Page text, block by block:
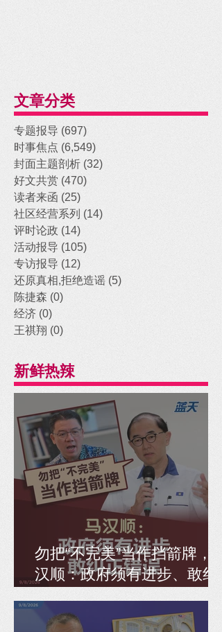
文章分类
专题报导 (697)
时事焦点 (6,549)
封面主题剖析 (32)
好文共赏 (470)
读者来函 (25)
社区经营系列 (14)
评时论政 (14)
活动报导 (105)
专访报导 (12)
还原真相,拒绝造谣 (5)
陈捷森 (0)
经济 (0)
王祺翔 (0)
新鲜热辣
勿把“不完美”当作挡箭牌，马
汉顺：政府须有进步、敢纠